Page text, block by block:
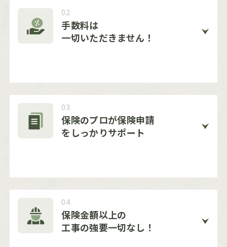
02
手数料は
一切いただきません！
03
保険のプロが保険申請
をしっかりサポート
04
保険金額以上の
工事の強要一切なし！